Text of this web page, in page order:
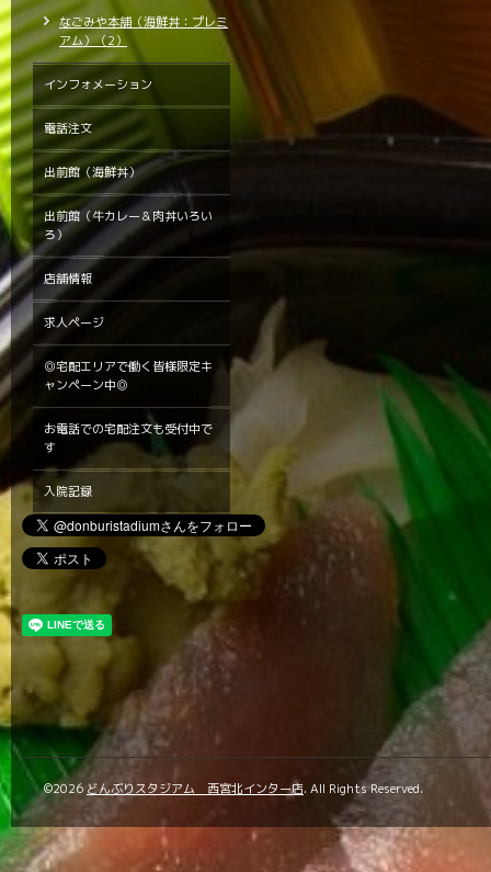
なごみや本舗（海鮮丼：プレミ
アム）（2）
インフォメーション
電話注文
出前館（海鮮丼）
出前館（牛カレー＆肉丼いろい
ろ）
店舗情報
求人ページ
◎宅配エリアで働く皆様限定キ
ャンペーン中◎
お電話での宅配注文も受付中で
す
入院記録
©2026 どんぶりスタジアム 西宮北インター店. All Rights Reserved.